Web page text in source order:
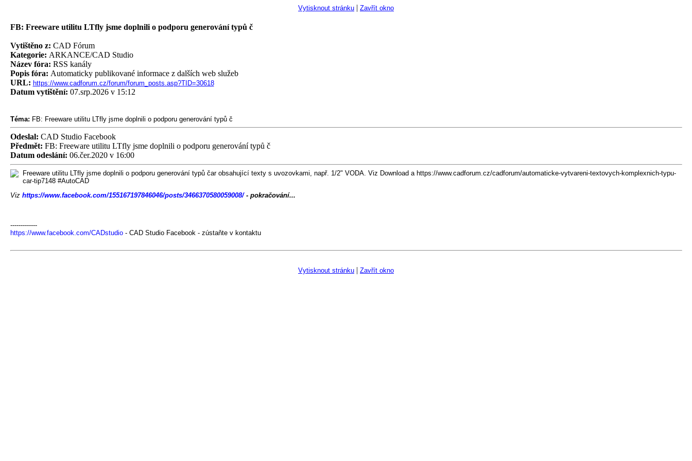
Vytisknout stránku | Zavřít okno
FB: Freeware utilitu LTfly jsme doplnili o podporu generování typů č
Vytištěno z: CAD Fórum
Kategorie: ARKANCE/CAD Studio
Název fóra: RSS kanály
Popis fóra: Automaticky publikované informace z dalších web služeb
URL: https://www.cadforum.cz/forum/forum_posts.asp?TID=30618
Datum vytištění: 07.srp.2026 v 15:12
Téma: FB: Freeware utilitu LTfly jsme doplnili o podporu generování typů č
Odeslal: CAD Studio Facebook
Předmět: FB: Freeware utilitu LTfly jsme doplnili o podporu generování typů č
Datum odeslání: 06.čer.2020 v 16:00
Freeware utilitu LTfly jsme doplnili o podporu generování typů čar obsahující texty s uvozovkami, např. 1/2" VODA. Viz Download a https://www.cadforum.cz/cadforum/automaticke-vytvareni-textovych-komplexnich-typu-
car-tip7148 #AutoCAD
Viz https://www.facebook.com/155167197846046/posts/3466370580059008/- pokračování...
-------------
https://www.facebook.com/CADstudio- CAD Studio Facebook - zústaňte v kontaktu
Vytisknout stránku | Zavřít okno